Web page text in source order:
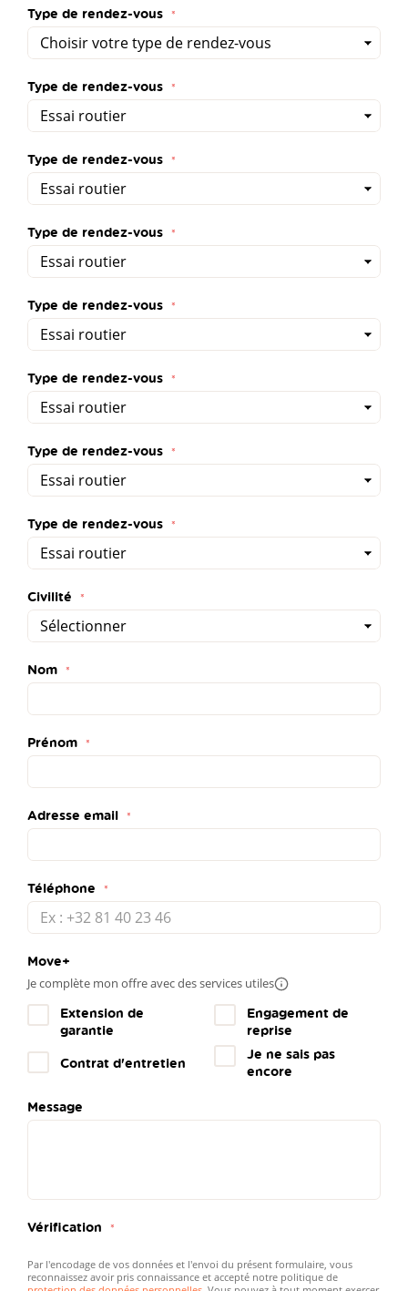
Type de rendez-vous
Type de rendez-vous
Type de rendez-vous
Type de rendez-vous
Type de rendez-vous
Type de rendez-vous
Type de rendez-vous
Type de rendez-vous
Civilité
Nom
Prénom
Adresse email
Téléphone
Move+
Je complète mon offre avec des services utilesPlus
Extension de
garantie
Engagement de
reprise
Contrat d'entretien
Je ne sais pas
encore
Message
Vérification
Par l'encodage de vos données et l'envoi du présent formulaire, vous
reconnaissez avoir pris connaissance et accepté notre politique de